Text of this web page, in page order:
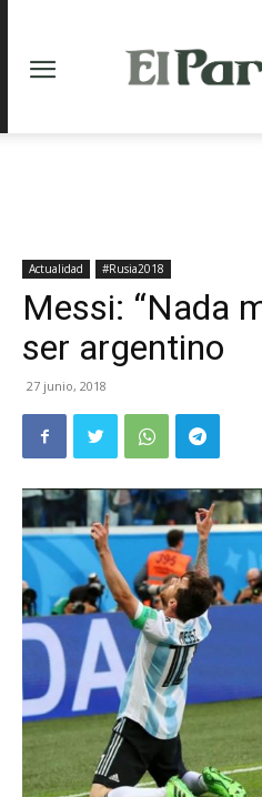
Actualidad #Rusia2018
Messi: “Nada
ser argentino
27 junio, 2018